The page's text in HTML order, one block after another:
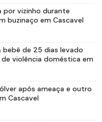
por vizinho durante
buzinaço em Cascavel
bebê de 25 dias levado
violência doméstica em
após ameaça e outro
Cascavel